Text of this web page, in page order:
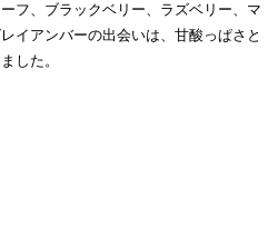
フ、ブラックベリー、ラズベリー、マ
イアンバーの出会いは、甘酸っぱさと
した。